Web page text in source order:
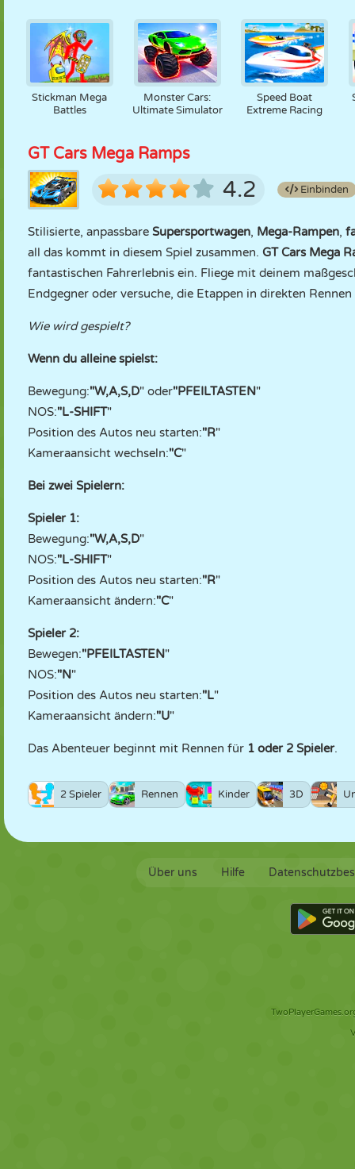
Stickman Mega
Battles
Monster Cars:
Ultimate Simulator
Speed Boat
Extreme Racing
GT Cars Mega Ramps
4.2 Einbinden
Stilisierte, anpassbare Supersportwagen, Mega-Rampen,
all das kommt in diesem Spiel zusammen. GT Cars Mega
fantastischen Fahrerlebnis ein. Fliege mit deinem
Endgegner oder versuche, die Etappen in direkten
Wie wird gespielt?
Wenn du alleine spielst:
Bewegung:"W,A,S,D" oder"PFEILTASTEN"
NOS:"L-SHIFT"
Position des Autos neu starten:"R"
Kameraansicht wechseln:"C"
Bei zwei Spielern:
Spieler 1:
Bewegung:"W,A,S,D"
NOS:"L-SHIFT"
Position des Autos neu starten:"R"
Kameraansicht ändern:"C"
Spieler 2:
Bewegen:"PFEILTASTEN"
NOS:"N"
Position des Autos neu starten:"L"
Kameraansicht ändern:"U"
Das Abenteuer beginnt mit Rennen für 1 oder 2 Spieler.
2 Spieler Rennen Kinder 3D
Über uns Hilfe